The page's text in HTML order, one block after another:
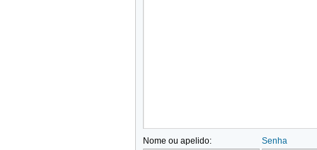
Nome ou apelido: Senha